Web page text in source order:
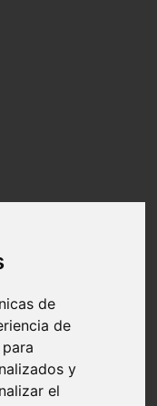
de
de
y
el